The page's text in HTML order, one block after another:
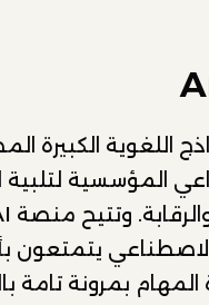
اللغوية الكبيرة
المؤسسية لتلبية
يتمتعون
بمرونة تامة